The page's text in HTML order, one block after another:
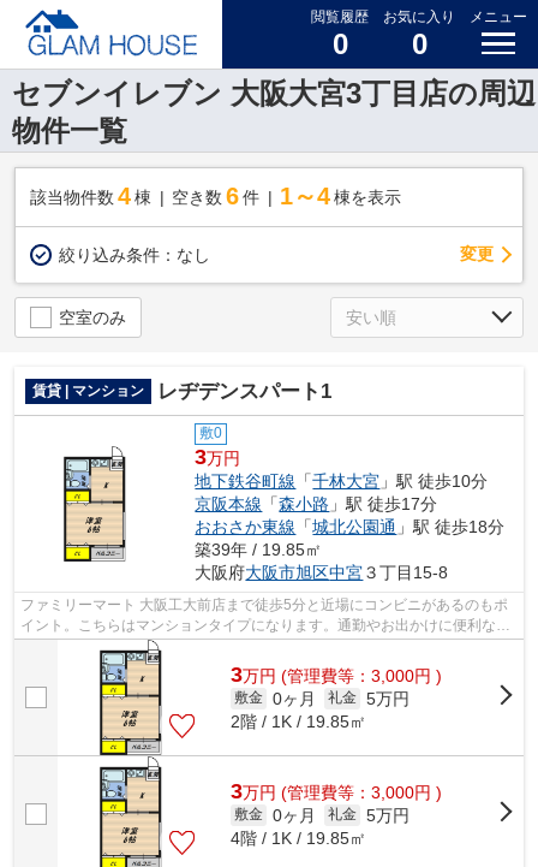
閲覧履歴
0
お気に入り
0
メニュー
セブンイレブン 大阪大宮3丁目店の周辺
物件一覧
該当物件数 4棟 空き数 6 件 1～4 棟を表示
絞り込み条件： なし 変更
空室のみ
賃貸 | マンション レヂデンスパート1
敷0
3万円
地下鉄谷町線 「千林大宮 」駅 徒歩10分
京阪本線 「森小路 」駅 徒歩17分
おおさか東線 「城北公園通 」駅 徒歩18分
築39年 / 19.85㎡
大阪府大阪市旭区中宮３丁目15-8
ファミリーマート 大阪工大前店まで徒歩5分と近場にコンビニがあるのもポ
イント。こちらはマンションタイプになります。通勤やお出かけに便利な、
徒歩10分に駅のある物件です。風通し...
3万円 (管理費等：3,000円 )
敷金 0ヶ月 礼金 5万円
2階 / 1K / 19.85㎡
3万円 (管理費等：3,000円 )
敷金 0ヶ月 礼金 5万円
4階 / 1K / 19.85㎡